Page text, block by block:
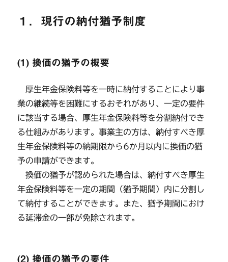
１．現行の納付猶予制度
(1) 換価の猶予の概要
厚生年金保険料等を一時に納付することにより事
業の継続等を困難にするおそれがあり、一定の要件
に該当する場合、厚生年金保険料等を分割納付でき
る仕組みがあります。事業主の方は、納付すべき厚
生年金保険料等の納期限から6か月以内に換価の猶
予の申請ができます。
換価の猶予が認められた場合は、納付すべき厚生
年金保険料等を一定の期間（猶予期間）内に分割し
て納付することができます。また、猶予期間におけ
る延滞金の一部が免除されます。
(2) 換価の猶予の要件